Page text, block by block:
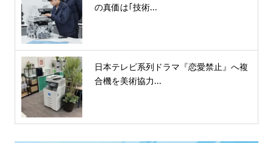
の真価は｢技術...
日本テレビ系列ドラマ『恋愛禁止』へ複
合機を美術協力...